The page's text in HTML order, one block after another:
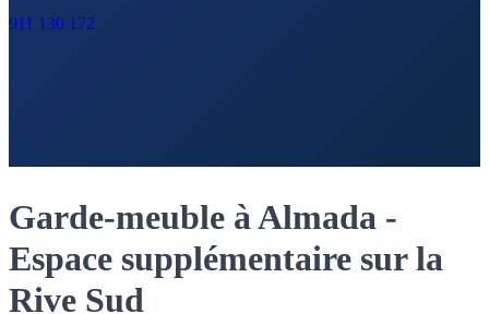
911 130 172
Garde-meuble à Almada -
Espace supplémentaire sur la
Rive Sud